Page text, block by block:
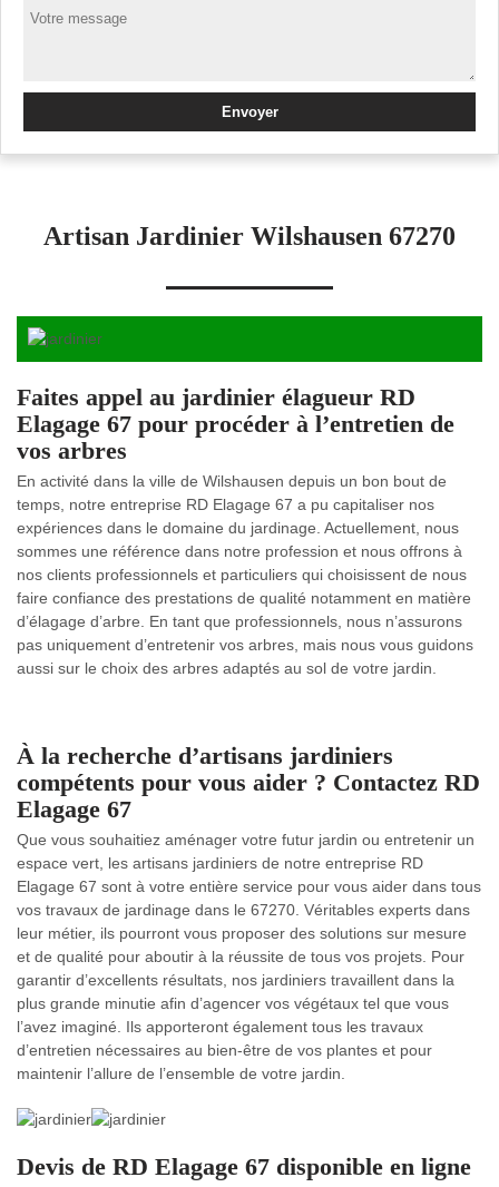
Artisan Jardinier Wilshausen 67270
Faites appel au jardinier élagueur RD
Elagage 67 pour procéder à l’entretien de
vos arbres
En activité dans la ville de Wilshausen depuis un bon bout de
temps, notre entreprise RD Elagage 67 a pu capitaliser nos
expériences dans le domaine du jardinage. Actuellement, nous
sommes une référence dans notre profession et nous offrons à
nos clients professionnels et particuliers qui choisissent de nous
faire confiance des prestations de qualité notamment en matière
d’élagage d’arbre. En tant que professionnels, nous n’assurons
pas uniquement d’entretenir vos arbres, mais nous vous guidons
aussi sur le choix des arbres adaptés au sol de votre jardin.
À la recherche d’artisans jardiniers
compétents pour vous aider ? Contactez RD
Elagage 67
Que vous souhaitiez aménager votre futur jardin ou entretenir un
espace vert, les artisans jardiniers de notre entreprise RD
Elagage 67 sont à votre entière service pour vous aider dans tous
vos travaux de jardinage dans le 67270. Véritables experts dans
leur métier, ils pourront vous proposer des solutions sur mesure
et de qualité pour aboutir à la réussite de tous vos projets. Pour
garantir d’excellents résultats, nos jardiniers travaillent dans la
plus grande minutie afin d’agencer vos végétaux tel que vous
l’avez imaginé. Ils apporteront également tous les travaux
d’entretien nécessaires au bien-être de vos plantes et pour
maintenir l’allure de l’ensemble de votre jardin.
Devis de RD Elagage 67 disponible en ligne